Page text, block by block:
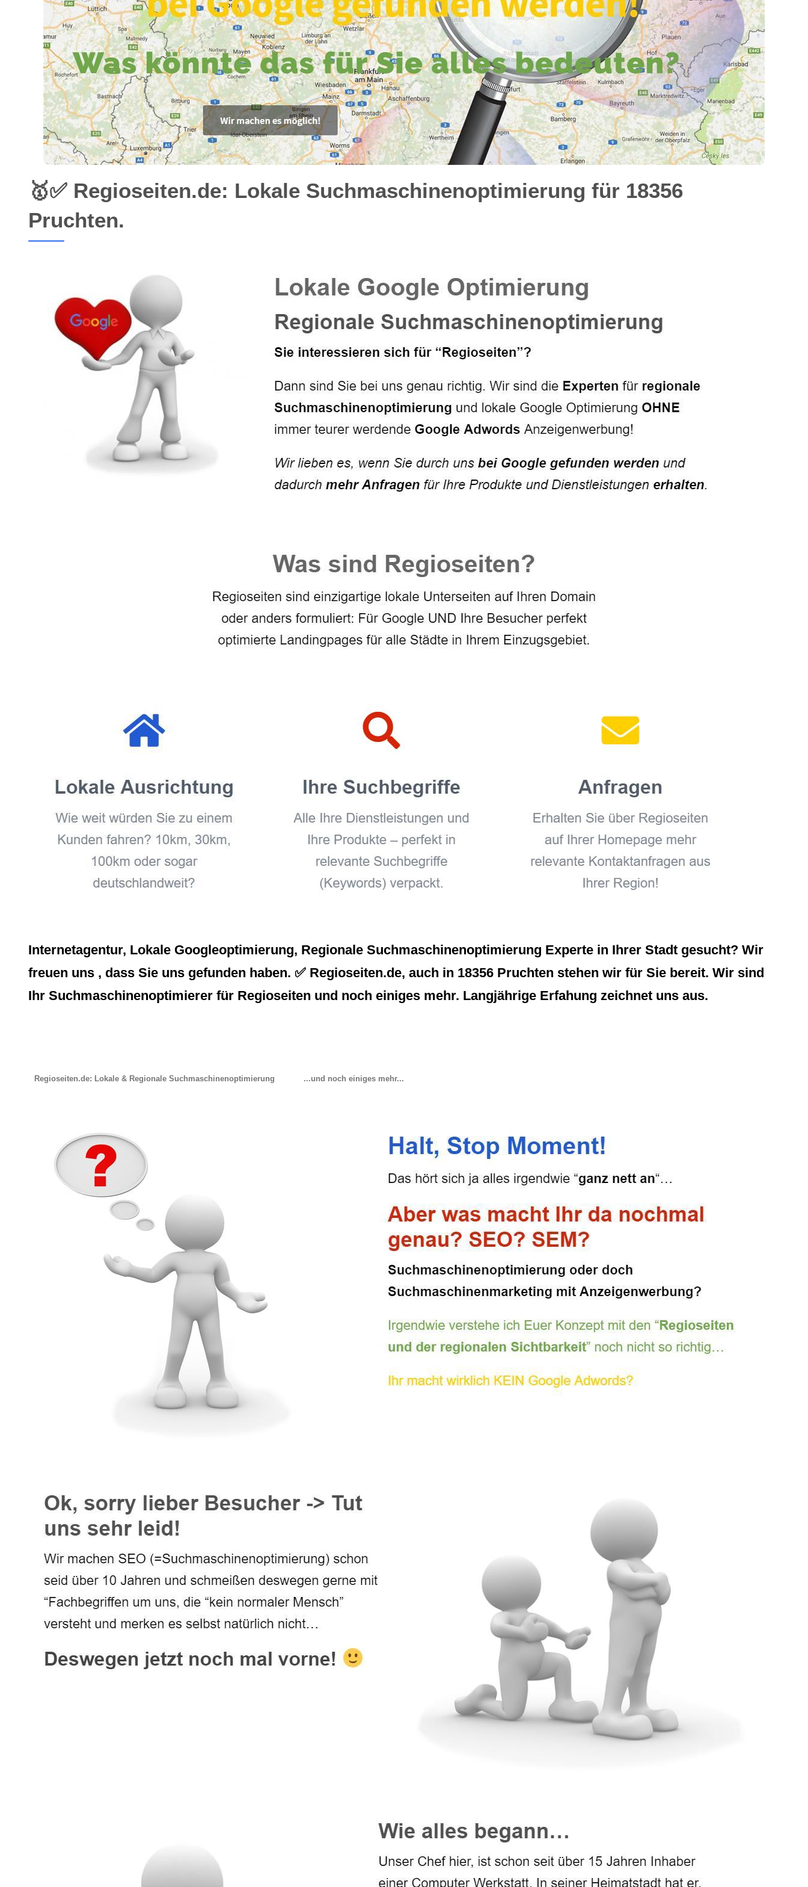
🥇✅ Regioseiten.de: Lokale Suchmaschinenoptimierung für 18356
Pruchten.
Internetagentur, Lokale Googleoptimierung, Regionale Suchmaschinenoptimierung Experte in Ihrer Stadt gesucht? Wir
freuen uns , dass Sie uns gefunden haben. ✅ Regioseiten.de, auch in 18356 Pruchten stehen wir für Sie bereit. Wir sind
Ihr Suchmaschinenoptimierer für Regioseiten und noch einiges mehr. Langjährige Erfahung zeichnet uns aus.
Regioseiten.de: Lokale & Regionale Suchmaschinenoptimierung ...und noch einiges mehr...